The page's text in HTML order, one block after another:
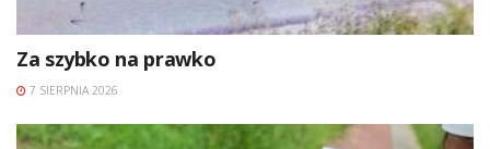
Za szybko na prawko
7 SIERPNIA 2026